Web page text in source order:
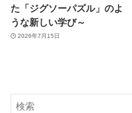
た「ジグソーパズル」のよ
うな新しい学び～
2026年7月15日